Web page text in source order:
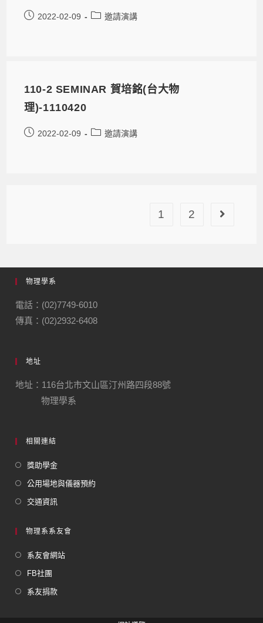
2022-02-09 邀請演講
110-2 SEMINAR 賀培銘(台大物
理)-1110420
2022-02-09 邀請演講
1 2
物理學系
電話：(02)7749-6010
傳真：(02)2932-6408
地址
地址：116台北市文山區汀州路四段88號
物理學系
相關連結
獎助學金
公用場地與儀器預約
交通資訊
物理系系友會
系友會網站
FB社團
系友捐款